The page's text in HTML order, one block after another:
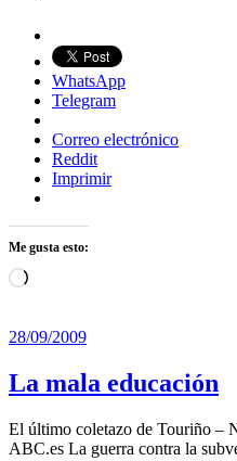
WhatsApp
Telegram
Correo electrónico
Reddit
Imprimir
Me gusta esto:
Cargando...
28/09/2009
La mala educación
El último coletazo de Touriño –
ABC.es La guerra contra la